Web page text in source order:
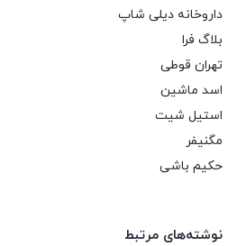
داروخانه دیلی شاپ
بلاگ فرا
تهران قوطی
اسد ماشین
استیل شیت
مگنیفر
حکیم باشی
نوشته‌های مرتبط